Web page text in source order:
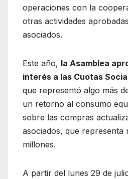
operaciones con la
otras actividades
asociados.
Este año, la Asamblea
interés a las Cuotas
que representó algo más
un retorno al consumo
sobre las compras
asociados, que representa
millones.
A partir del lunes 29 de